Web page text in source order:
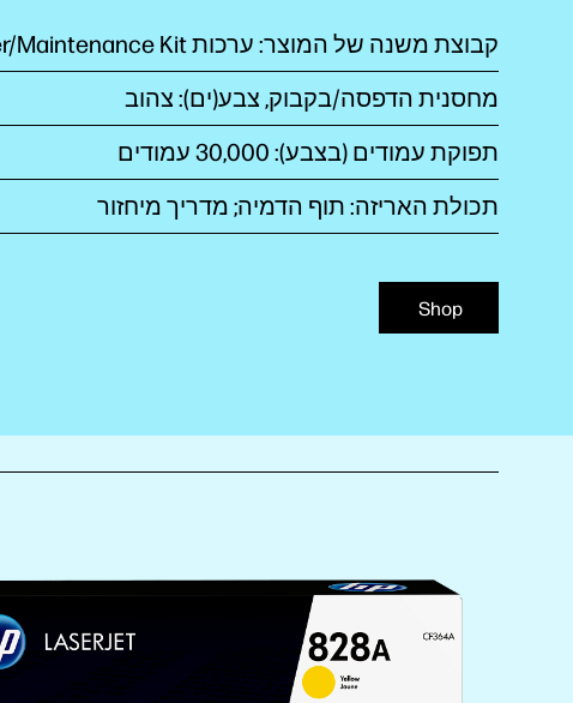
קבוצת משנה של המוצר: ערכות Fuser/Maintenance Kit
מחסנית הדפסה/בקבוק, צבע(ים): צהוב
תפוקת עמודים (בצבע‏): 30,000 עמודים
תכולת האריזה: תוף הדמיה; מדריך מיחזור
Shop